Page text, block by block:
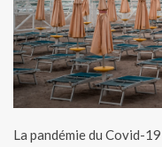
La pandémie du Covid-